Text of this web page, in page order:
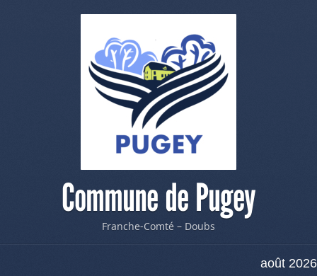
Commune de Pugey
Franche-Comté – Doubs
août 2026